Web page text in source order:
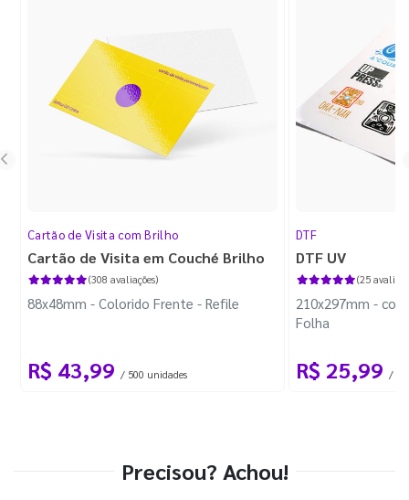
Cartão de Visita com Brilho
Cartão de Visita em Couché Brilho
(308 avaliações)
88x48mm - Colorido Frente - Refile
R$ 43,99 / 500 unidades
DTF
DTF UV
(25
210x297mm -
Folha
R$ 25,99 / 1
Precisou? Achou!